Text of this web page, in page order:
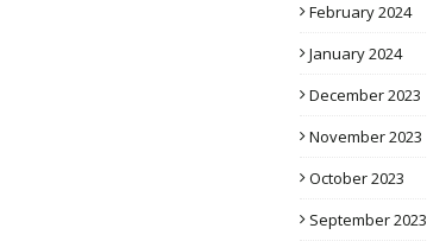
February 2024
January 2024
December 2023
November 2023
October 2023
September 2023